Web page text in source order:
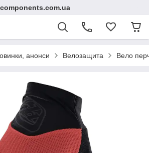
анонси Велозащита Вело